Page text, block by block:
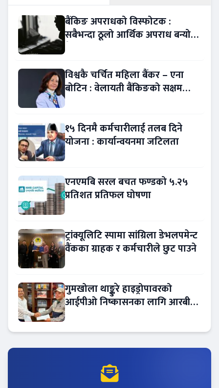
बैंकिङ अपराधको विस्फोटक :
सबैभन्दा ठूलो आर्थिक अपराध बन्यो
विश्वकै चर्चित महिला बैंकर – एना
बोटिन : वेलायती बैंकिङको सक्षम
१५ दिनमै कर्मचारीलाई तलब दिने
योजना : कार्यान्वयनमा जटिलता
एनएमबि सरल बचत फण्डको ५.२५
प्रतिशत प्रतिफल घोषणा
ट्रांक्यूलिटि स्पामा सांग्रिला डेभलपमेन्ट
वैंकका ग्राहक र कर्मचारीले छुट पाउने
गुमखोला थाङ्कुरे हाइड्रोपावरको
आईपीओ निष्कासनका लागि आरबीबी